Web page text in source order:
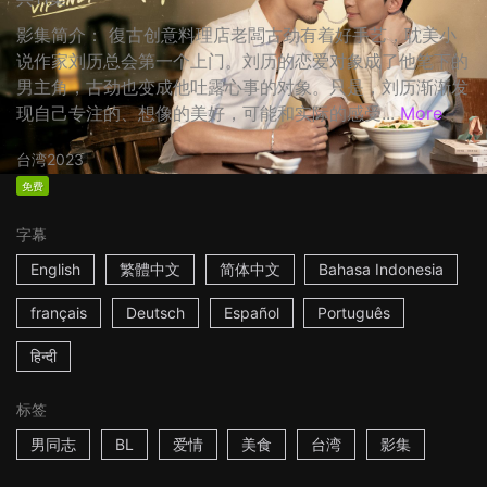
影集简介： 復古创意料理店老闆古劲有着好手艺，耽美小
说作家刘历总会第一个上门。刘历的恋爱对象成了他笔下的
男主角，古劲也变成他吐露心事的对象。只是，刘历渐渐发
现自己专注的、想像的美好，可能和实际的感受... More
台湾2023
免费
字幕
English
繁體中文 简体中文 Bahasa Indonesia
français Deutsch Español Português
हिन्दी
标签
男同志
BL 爱情 美食 台湾 影集